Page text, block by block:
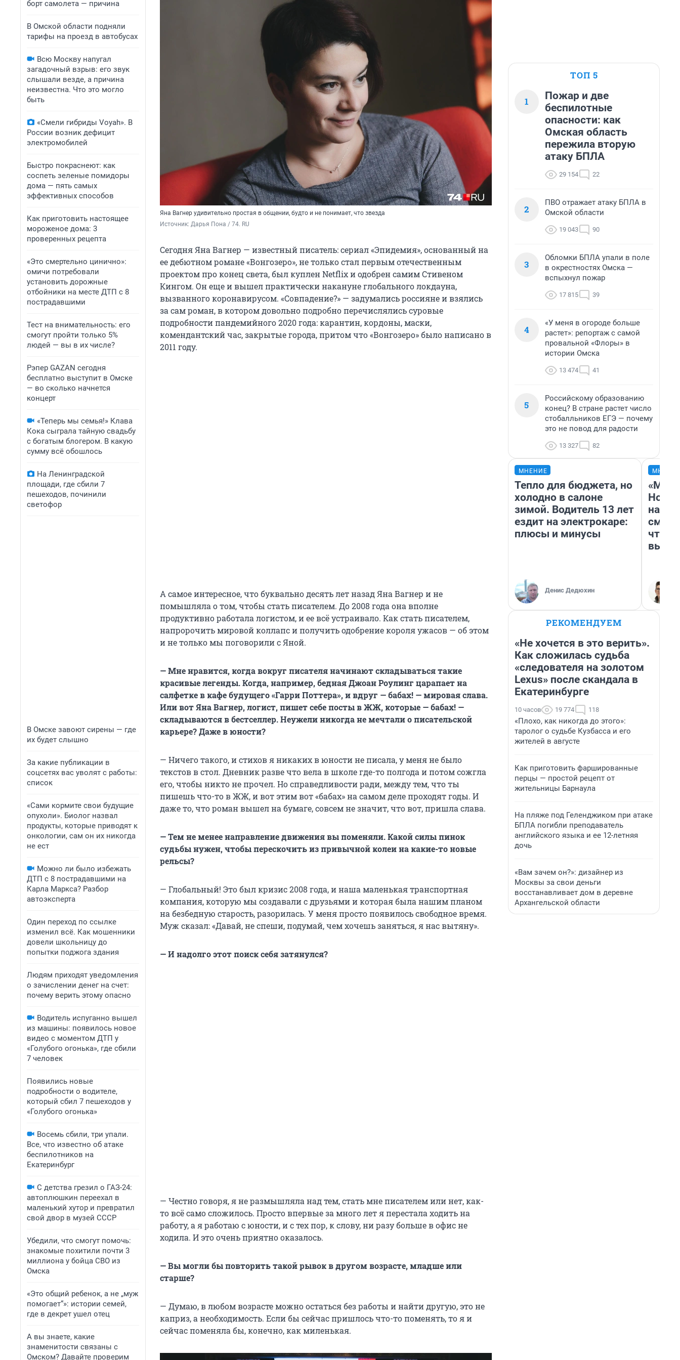
борт самолета — причина
В Омской области подняли
тарифы на проезд в автобусах
Всю Москву напугал
загадочный взрыв: его звук
слышали везде, а причина
неизвестна. Что это могло
быть
«Смели гибриды Voyah». В
России возник дефицит
электромобилей
Быстро покраснеют: как
соспеть зеленые помидоры
дома — пять самых
эффективных способов
Как приготовить настоящее
мороженое дома: 3
проверенных рецепта
«Это смертельно цинично»:
омичи потребовали
установить дорожные
отбойники на месте ДТП с 8
пострадавшими
Тест на внимательность: его
смогут пройти только 5%
людей — вы в их числе?
Рэпер GAZAN сегодня
бесплатно выступит в Омске
— во сколько начнется
концерт
«Теперь мы семья!» Клава
Кока сыграла тайную свадьбу
с богатым блогером. В какую
сумму всё обошлось
На Ленинградской
площади, где сбили 7
пешеходов, починили
светофор
В Омске завоют сирены — где
их будет слышно
За какие публикации в
соцсетях вас уволят с работы:
список
«Сами кормите свои будущие
опухоли». Биолог назвал
продукты, которые приводят к
онкологии, сам он их никогда
не ест
Можно ли было избежать
ДТП с 8 пострадавшими на
Карла Маркса? Разбор
автоэксперта
Один переход по ссылке
изменил всё. Как мошенники
довели школьницу до
попытки поджога здания
Людям приходят уведомления
о зачислении денег на счет:
почему верить этому опасно
Водитель испуганно вышел
из машины: появилось новое
видео с моментом ДТП у
«Голубого огонька», где сбили
7 человек
Появились новые
подробности о водителе,
который сбил 7 пешеходов у
«Голубого огонька»
Восемь сбили, три упали.
Все, что известно об атаке
беспилотников на
Екатеринбург
С детства грезил о ГАЗ-24:
автоплюшкин переехал в
маленький хутор и превратил
свой двор в музей СССР
Убедили, что смогут помочь:
знакомые похитили почти 3
миллиона у бойца СВО из
Омска
«Это общий ребенок, а не „муж
помогает“»: истории семей,
где в декрет ушел отец
А вы знаете, какие
знаменитости связаны с
Омском? Давайте проверим
Яна Вагнер удивительно простая в общении, будто и не понимает, что звезда
Источник: Дарья Пона / 74. RU
Сегодня Яна Вагнер — известный писатель: сериал «Эпидемия», основанный на
ее дебютном романе «Вонгозеро», не только стал первым отечественным
проектом про конец света, был куплен Netflix и одобрен самим Стивеном
Кингом. Он еще и вышел практически накануне глобального локдауна,
вызванного коронавирусом. «Совпадение?» — задумались россияне и взялись
за сам роман, в котором довольно подробно перечислялись суровые
подробности пандемийного 2020 года: карантин, кордоны, маски,
комендантский час, закрытые города, притом что «Вонгозеро» было написано в
2011 году.
А самое интересное, что буквально десять лет назад Яна Вагнер и не
помышляла о том, чтобы стать писателем. До 2008 года она вполне
продуктивно работала логистом, и ее всё устраивало. Как стать писателем,
напророчить мировой коллапс и получить одобрение короля ужасов — об этом
и не только мы поговорили с Яной.
— Мне нравится, когда вокруг писателя начинают складываться такие
красивые легенды. Когда, например, бедная Джоан Роулинг царапает на
салфетке в кафе будущего «Гарри Поттера», и вдруг — бабах! — мировая слава.
Или вот Яна Вагнер, логист, пишет себе посты в ЖЖ, которые — бабах! —
складываются в бестселлер. Неужели никогда не мечтали о писательской
карьере? Даже в юности?
— Ничего такого, и стихов я никаких в юности не писала, у меня не было
текстов в стол. Дневник разве что вела в школе где-то полгода и потом сожгла
его, чтобы никто не прочел. Но справедливости ради, между тем, что ты
пишешь что-то в ЖЖ, и вот этим вот «бабах» на самом деле проходят годы. И
даже то, что роман вышел на бумаге, совсем не значит, что вот, пришла слава.
— Тем не менее направление движения вы поменяли. Какой силы пинок
судьбы нужен, чтобы перескочить из привычной колеи на какие-то новые
рельсы?
— Глобальный! Это был кризис 2008 года, и наша маленькая транспортная
компания, которую мы создавали с друзьями и которая была нашим планом
на безбедную старость, разорилась. У меня просто появилось свободное время.
Муж сказал: «Давай, не спеши, подумай, чем хочешь заняться, я нас вытяну».
— И надолго этот поиск себя затянулся?
— Честно говоря, я не размышляла над тем, стать мне писателем или нет, как-
то всё само сложилось. Просто впервые за много лет я перестала ходить на
работу, а я работаю с юности, и с тех пор, к слову, ни разу больше в офис не
ходила. И это очень приятно оказалось.
— Вы могли бы повторить такой рывок в другом возрасте, младше или
старше?
— Думаю, в любом возрасте можно остаться без работы и найти другую, это не
каприз, а необходимость. Если бы сейчас пришлось что-то поменять, то я и
сейчас поменяла бы, конечно, как миленькая.
ТОП 5
1
Пожар и две
беспилотные
опасности: как
Омская область
пережила вторую
атаку БПЛА
29 154 22
2
ПВО отражает атаку БПЛА в
Омской области
19 043 90
3
Обломки БПЛА упали в поле
в окрестностях Омска —
вспыхнул пожар
17 815 39
4
«У меня в огороде больше
растет»: репортаж с самой
провальной «Флоры» в
истории Омска
13 474 41
5
Российскому образованию
конец? В стране растет число
стобалльников ЕГЭ — почему
это не повод для радости
13 327 82
МНЕНИЕ
Тепло для бюджета, но
холодно в салоне
зимой. Водитель 13 лет
ездит на электрокаре:
плюсы и минусы
Денис Дедюхин
«Мы
РЕКОМЕНДУЕМ
«Не хочется в это верить».
Как сложилась судьба
«следователя на золотом
Lexus» после скандала в
Екатеринбурге
10 часов 19 774 118
«Плохо, как никогда до этого»:
таролог о судьбе Кузбасса и его
жителей в августе
Как приготовить фаршированные
перцы — простой рецепт от
жительницы Барнаула
На пляже под Геленджиком при атаке
БПЛА погибли преподаватель
английского языка и ее 12-летняя
дочь
«Вам зачем он?»: дизайнер из
Москвы за свои деньги
восстанавливает дом в деревне
Архангельской области